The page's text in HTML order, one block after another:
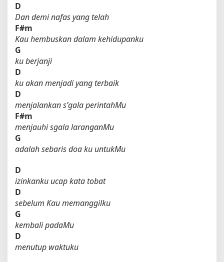
D
Dan demi nafas yang telah
F#m
Kau hembuskan dalam kehidupanku
G
ku berjanji
D
ku akan menjadi yang terbaik
D
menjalankan s’gala perintahMu
F#m
menjauhi sgala laranganMu
G
adalah sebaris doa ku untukMu
D
izinkanku ucap kata tobat
D
sebelum Kau memanggilku
G
kembali padaMu
D
menutup waktuku